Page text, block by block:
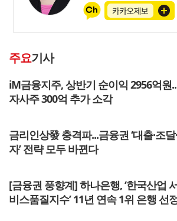
주요기사
iM금융지주, 상반기 순이익 2956억원
자사주 300억 추가 소각
금리인상發 충격파...금융권 ‘대출·조달
자’ 전략 모두 바뀐다
[금융권 풍향계] 하나은행, ‘한국산업
비스품질지수’ 11년 연속 1위 은행 선